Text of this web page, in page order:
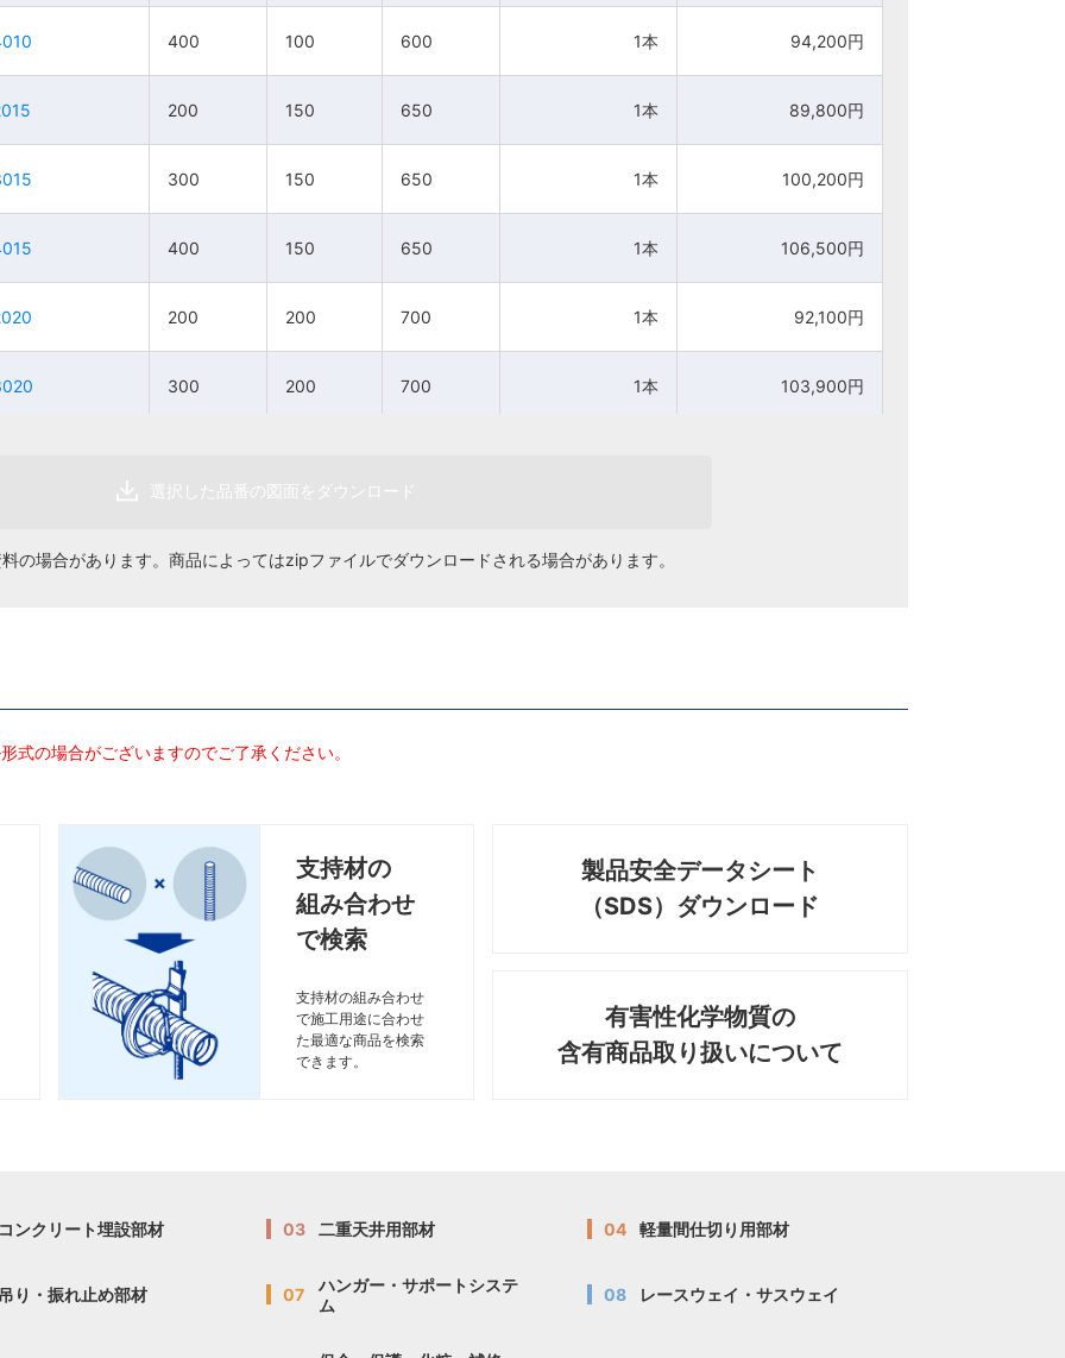
400 600 94,200円
200 650 89,800円
300 650 100,200円
400 650 106,500円
200 700 92,100円
300 700 103,900円
400 100 600 1本 94,200円
200 150 650 1本 89,800円
300 150 650 1本 100,200円
400 150 650 1本 106,500円
200 200 700 1本 92,100円
300 200 700 1本 103,900円
400 600 94,200円
200 650 89,800円
300 650 100,200円
400 650 106,500円
200 700 92,100円
300 700 103,900円
400 100 600 1本 94,200円
200 150 650 1本 89,800円
300 150 650 1本 100,200円
400 150 650 1本 106,500円
200 200 700 1本 92,100円
300 200 700 1本 103,900円
選択した品番の図面をダウンロード
の場合があります。商品によってはzipファイルでダウンロードされる場合があります。
式の場合がございますのでご了承ください。
支持材の
組み合わせ
で検索
支持材の組み合わせ
で施工用途に合わせ
た最適な商品を検索
できます。
製品安全データシート
（SDS）ダウンロード
有害性化学物質の
含有商品取り扱いについて
ンクリート埋設部材 03 二重天井用部材 04 軽量間仕切り用部材
り・振れ止め部材 07
ハンガー・サポートシステ
ム
08 レースウェイ・サスウェイ